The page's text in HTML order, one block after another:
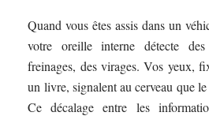
Quand vous êtes assis dans un
votre oreille interne détecte des
freinages, des virages. Vos yeux,
un livre, signalent au cerveau que
Ce décalage entre les